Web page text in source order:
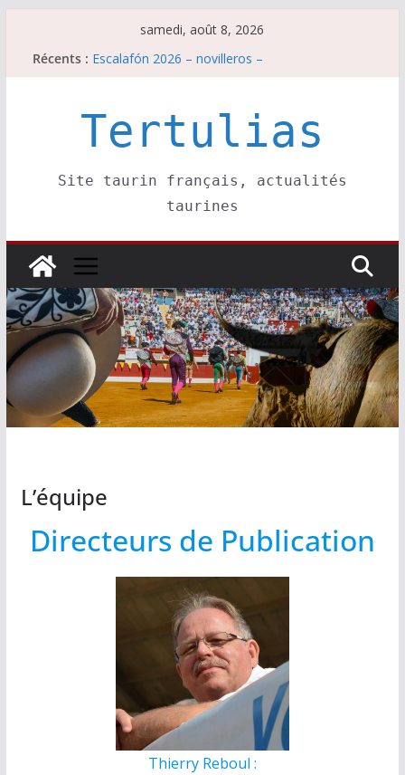
samedi, août 8, 2026
Récents : Escalafón 2026 – novilleros –
Les brèves du vendredi 7 août
Escalafón 2026 – matadors de toros-
Tertulias
Site taurin français, actualités
taurines
L’équipe
Directeurs de Publication
Thierry Reboul :